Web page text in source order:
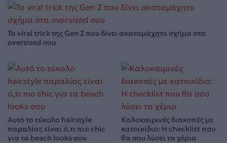
Το viral trick της Gen Z που δίνει ακαταμάχητο σχήμα στα
oversized σου
Αυτό το εύκολο hairstyle
παραλίας είναι ό,τι πιο chic
για τα beach looks σου
Καλοκαιρινές διακοπές με
κατοικίδιο: Η checklist που
θα σου λύσει τα χέρια